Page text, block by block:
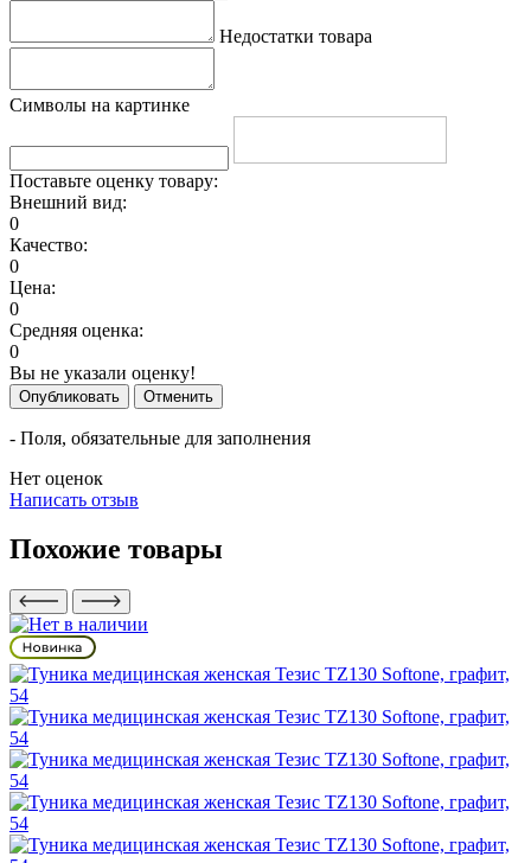
Недостатки товара
Символы на картинке
Поставьте оценку товару:
Внешний вид:
0
Качество:
0
Цена:
0
Средняя оценка:
0
Вы не указали оценку!
Опубликовать Отменить
- Поля, обязательные для заполнения
Нет оценок
Написать отзыв
Похожие товары